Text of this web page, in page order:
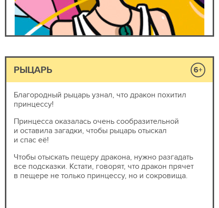
РЫЦАРЬ 6+
Благородный рыцарь узнал, что дракон похитил
принцессу!
Принцесса оказалась очень сообразительной
и оставила загадки, чтобы рыцарь отыскал
и спас её!
Чтобы отыскать пещеру дракона, нужно разгадать
все подсказки. Кстати, говорят, что дракон прячет
в пещере не только принцессу, но и сокровища.